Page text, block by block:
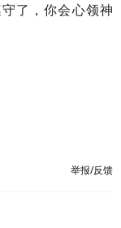
了，你会心领神
举报/反馈